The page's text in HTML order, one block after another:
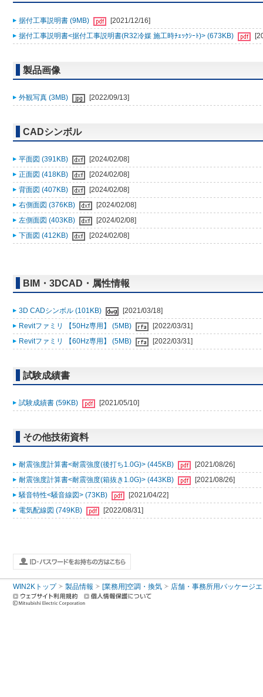
据付工事説明書 (9MB)
[2021/12/16]
据付工事説明書<据付工事説明書(R32冷媒 施工時ﾁｪｯｸｼｰﾄ)> (673KB)
製品画像
外観写真 (3MB) [2022/09/13]
CADシンボル
平面図 (391KB)
[2024/02/08]
正面図 (418KB)
[2024/02/08]
背面図 (407KB)
[2024/02/08]
右側面図 (376KB)
[2024/02/08]
左側面図 (403KB)
[2024/02/08]
下面図 (412KB)
[2024/02/08]
BIM・3DCAD・属性情報
3D CADシンボル (101KB)
[2021/03/18]
Revitファミリ 【50Hz専用】 (5MB)
[2022/03/31]
Revitファミリ 【60Hz専用】 (5MB)
[2022/03/31]
試験成績書
試験成績書 (59KB) [2021/05/10]
その他技術資料
耐震強度計算書<耐震強度(後打ち1.0G)> (445KB)
[2021/08/26]
耐震強度計算書<耐震強度(箱抜き1.0G)> (443KB)
[2021/08/26]
騒音特性<騒音線図> (73KB)
[2021/04/22]
電気配線図 (749KB)
[2022/08/31]
WIN2Kトップ 製品情報 [業務用]空調・換気 店舗・事務所用パッケージ